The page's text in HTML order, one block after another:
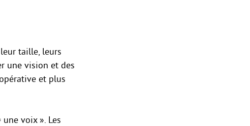
leur taille, leurs
une vision et des
et plus
voix ». Les